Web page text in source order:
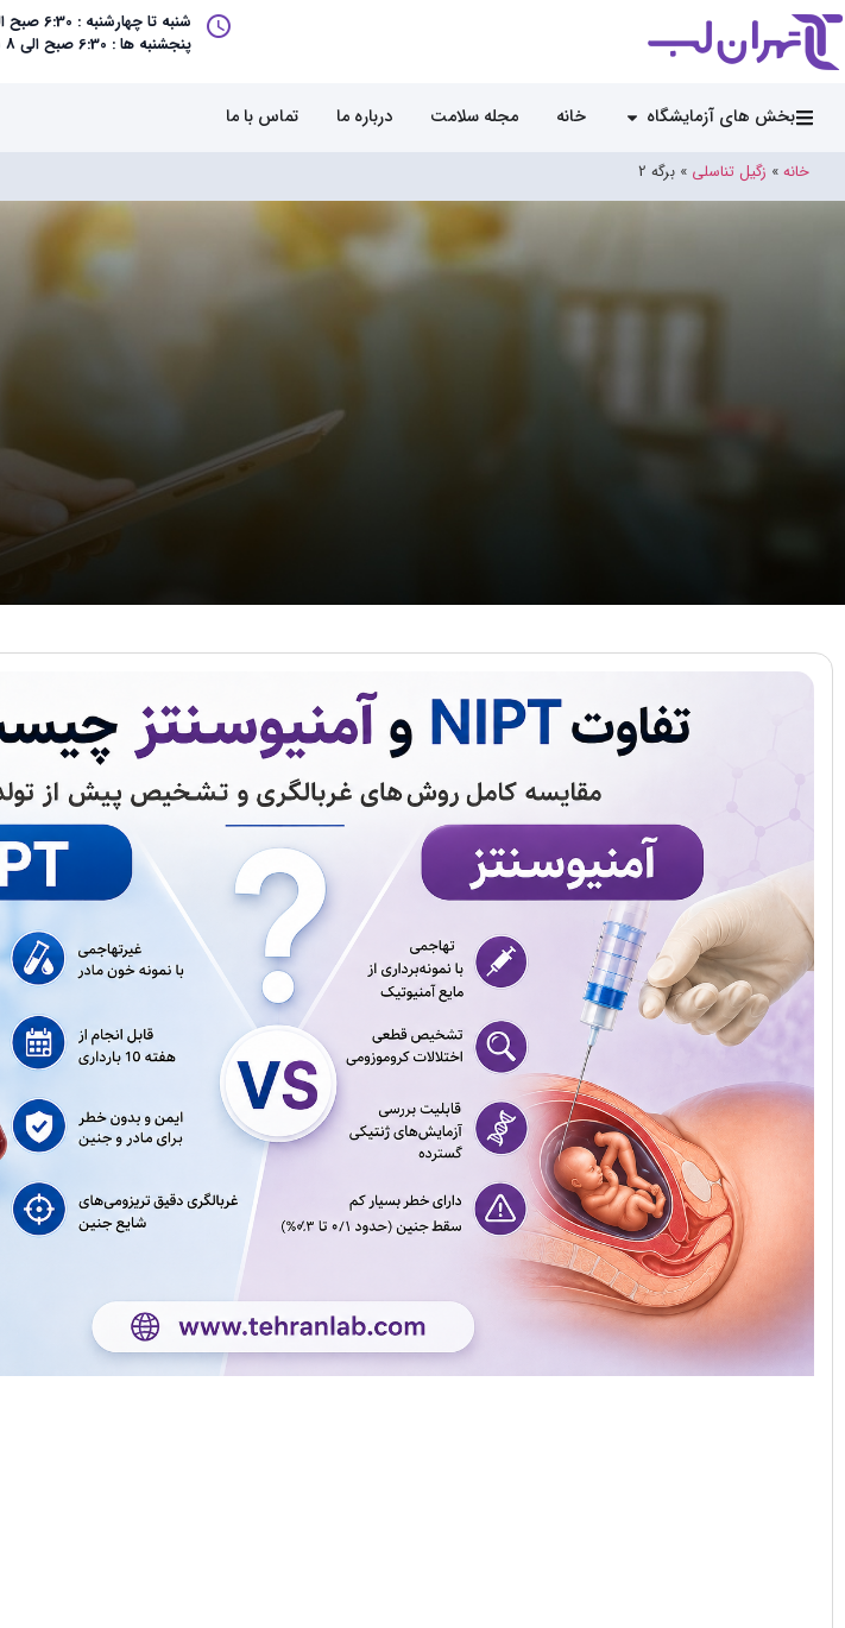
شنبه تا چهارشنبه : 6:30 صبح الی 10 شب
پنجشنبه ها : 6:30 صبح الی 8 شب
بخش های آزمایشگاه خانه مجله سلامت درباره ما تماس با ما
خانه » زگیل تناسلی » برگه 2